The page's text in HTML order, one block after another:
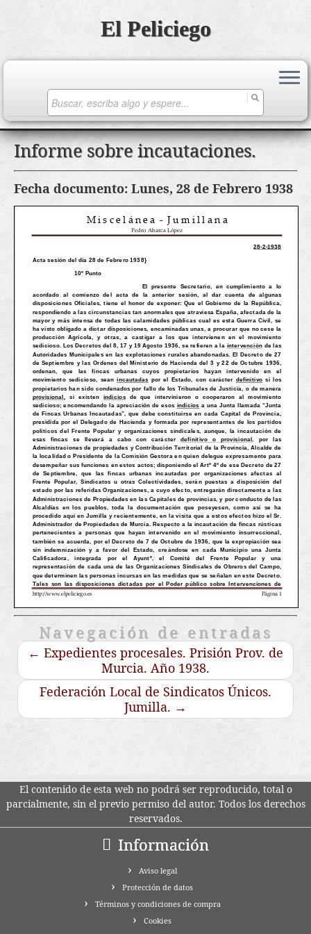
Saltar
contenido
El Peliciego
Informe sobre incautaciones.
Fecha documento: Lunes, 28 de Febrero 1938
Navegación de entradas
← Expedientes procesales. Prisión Prov. de
Murcia. Año 1938.
Federación Local de Sindicatos Únicos.
Jumilla. →
El contenido de esta web no podrá ser reproducido, total o
parcialmente, sin el previo permiso del autor. Todos los derechos
reservados.
Información
Aviso legal
Protección de datos
Términos y condiciones de compra
Cookies